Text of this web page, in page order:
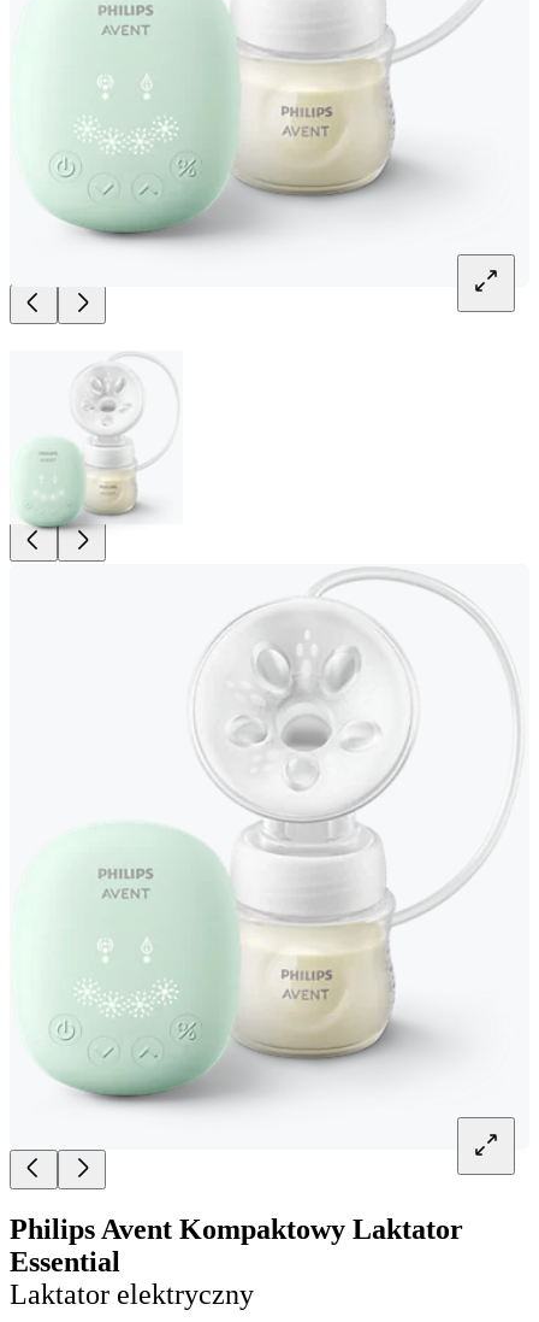
Philips Avent Kompaktowy Laktator
Essential
Laktator elektryczny